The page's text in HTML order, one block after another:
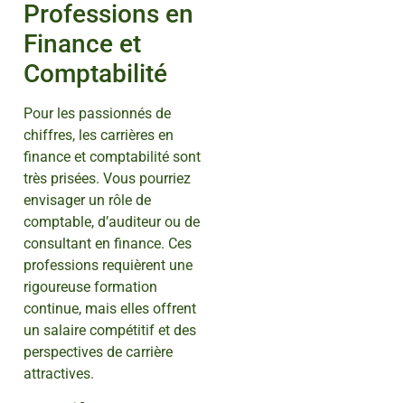
Professions en
Finance et
Comptabilité
Pour les passionnés de
chiffres, les carrières en
finance et comptabilité sont
très prisées. Vous pourriez
envisager un rôle de
comptable, d’auditeur ou de
consultant en finance. Ces
professions requièrent une
rigoureuse formation
continue, mais elles offrent
un salaire compétitif et des
perspectives de carrière
attractives.